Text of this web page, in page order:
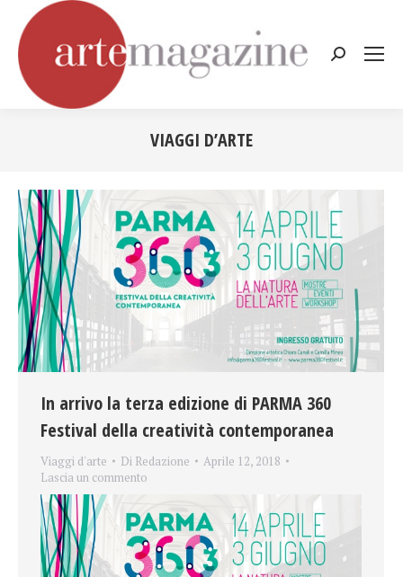
Cerca:
VIAGGI D’ARTE
In arrivo la terza edizione di PARMA 360
Festival della creatività contemporanea
Viaggi d'arte Di Redazione
Aprile 12, 2018
Lascia un commento